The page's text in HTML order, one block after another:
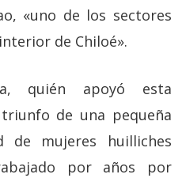
«uno de los sectores
de Chiloé».
quién apoyó esta
de una pequeña
de mujeres huilliches
por años por